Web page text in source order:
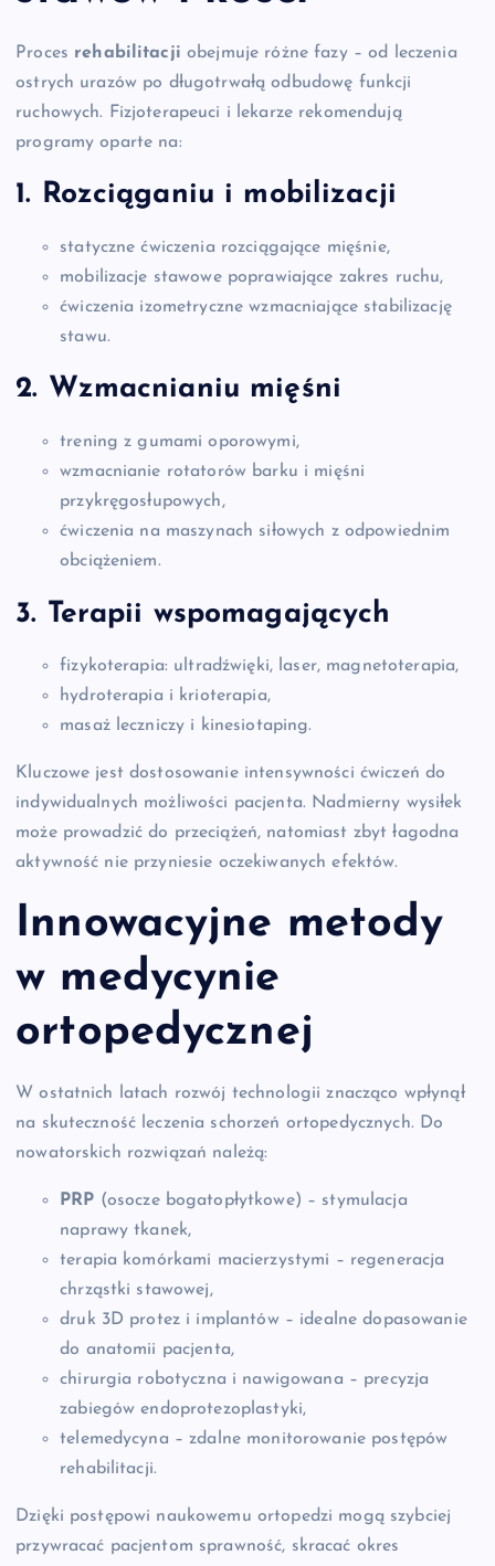
Proces rehabilitacji obejmuje różne fazy – od leczenia
ostrych urazów po długotrwałą odbudowę funkcji
ruchowych. Fizjoterapeuci i lekarze rekomendują
programy oparte na:
1. Rozciąganiu i mobilizacji
statyczne ćwiczenia rozciągające mięśnie,
mobilizacje stawowe poprawiające zakres ruchu,
ćwiczenia izometryczne wzmacniające stabilizację
stawu.
2. Wzmacnianiu mięśni
trening z gumami oporowymi,
wzmacnianie rotatorów barku i mięśni
przykręgosłupowych,
ćwiczenia na maszynach siłowych z odpowiednim
obciążeniem.
3. Terapii wspomagających
fizykoterapia: ultradźwięki, laser, magnetoterapia,
hydroterapia i krioterapia,
masaż leczniczy i kinesiotaping.
Kluczowe jest dostosowanie intensywności ćwiczeń do
indywidualnych możliwości pacjenta. Nadmierny wysiłek
może prowadzić do przeciążeń, natomiast zbyt łagodna
aktywność nie przyniesie oczekiwanych efektów.
Innowacyjne metody
w medycynie
ortopedycznej
W ostatnich latach rozwój technologii znacząco wpłynął
na skuteczność leczenia schorzeń ortopedycznych. Do
nowatorskich rozwiązań należą:
PRP (osocze bogatopłytkowe) – stymulacja
naprawy tkanek,
terapia komórkami macierzystymi – regeneracja
chrząstki stawowej,
druk 3D protez i implantów – idealne dopasowanie
do anatomii pacjenta,
chirurgia robotyczna i nawigowana – precyzja
zabiegów endoprotezoplastyki,
telemedycyna – zdalne monitorowanie postępów
rehabilitacji.
Dzięki postępowi naukowemu ortopedzi mogą szybciej
przywracać pacjentom sprawność, skracać okres